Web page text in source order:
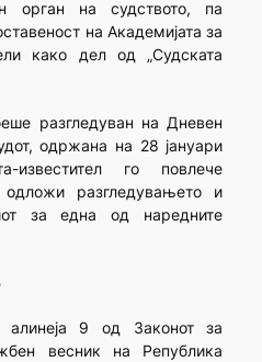
орган на судството, па
на Академијата за
како дел од „Судската
разгледуван на Дневен
одржана на 28 јануари
известител го повлече
разгледувањето и
за една од наредните
9 од Законот за
весник на Република